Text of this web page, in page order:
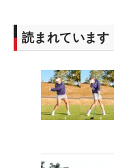
読まれています